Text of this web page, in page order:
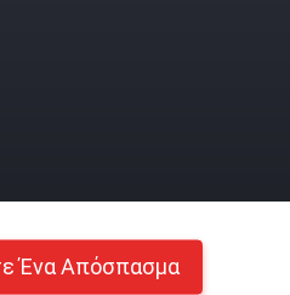
Ένα Απόσπασμα